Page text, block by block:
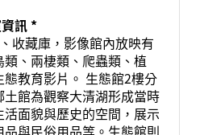
訊 *
收藏庫，影像館內放映有
、兩棲類、爬蟲類、植
教育影片。 生態館2樓分
館為觀察大清湖形成當時
面貌與歷史的空間，展示
與民俗用品等。生態館則